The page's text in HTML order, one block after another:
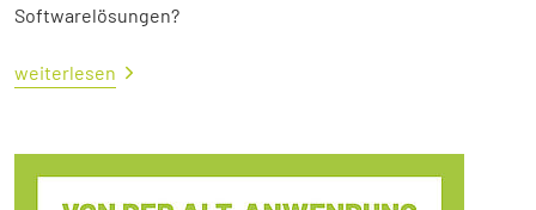
Softwarelösungen?
weiterlesen